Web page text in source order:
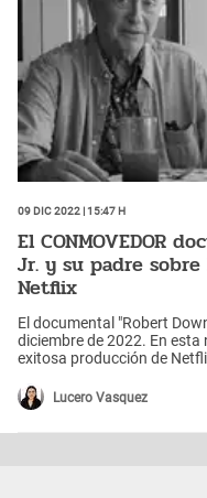
09 Dic 2022 | 15:47 h
El CONMOVEDOR
Jr. y su padre
Netflix
El documental "Robert
diciembre de 2022. En
exitosa producción de
Lucero Vasquez